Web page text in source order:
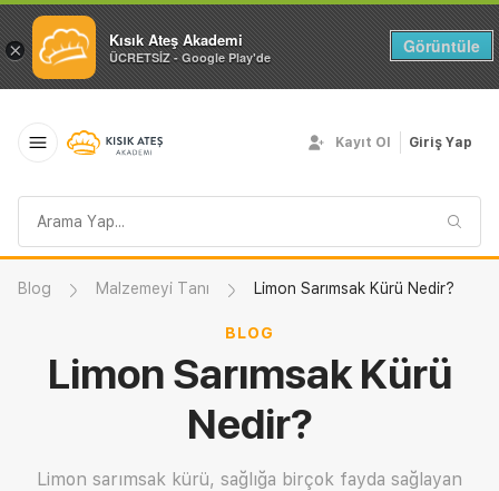
× Kısık Ateş Akademi
ÜCRETSİZ - Google Play'de
Görüntüle
sorgusu
Kayıt Ol Giriş Yap
Blog Malzemeyi Tanı Limon Sarımsak Kürü Nedir?
BLOG
Limon Sarımsak Kürü
Nedir?
Limon sarımsak kürü, sağlığa birçok fayda sağlayan